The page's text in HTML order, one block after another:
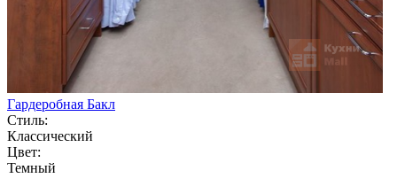
Гардеробная Бакл
Стиль:
Классический
Цвет:
Темный